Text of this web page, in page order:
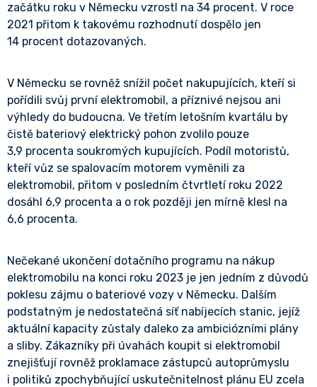
začátku roku v Německu vzrostl na 34 procent. V roce
2021 přitom k takovému rozhodnutí dospělo jen
14 procent dotazovaných.
V Německu se rovněž snížil počet nakupujících, kteří si
pořídili svůj první elektromobil, a příznivé nejsou ani
výhledy do budoucna. Ve třetím letošním kvartálu by
čistě bateriový elektrický pohon zvolilo pouze
3,9 procenta soukromých kupujících. Podíl motoristů,
kteří vůz se spalovacím motorem vyměnili za
elektromobil, přitom v posledním čtvrtletí roku 2022
dosáhl 6,9 procenta a o rok později jen mírně klesl na
6,6 procenta.
Nečekané ukončení dotačního programu na nákup
elektromobilu na konci roku 2023 je jen jedním z důvodů
poklesu zájmu o bateriové vozy v Německu. Dalším
podstatným je nedostatečná síť nabíjecích stanic, jejíž
aktuální kapacity zůstaly daleko za ambiciózními plány
a sliby. Zákazníky při úvahách koupit si elektromobil
znejišťují rovněž proklamace zástupců autoprůmyslu
i politiků zpochybňující uskutečnitelnost plánu EU zcela